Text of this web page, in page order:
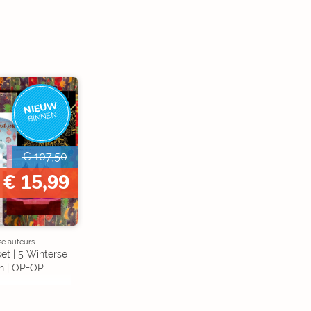
NIEUW
BINNEN
€ 107,50
€ 15,99
auteurs
| 5 Winterse
| OP=OP